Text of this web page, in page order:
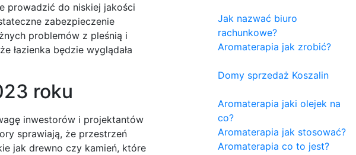
prowadzić do niskiej jakości
zabezpieczenie
problemów z pleśnią i
łazienka będzie wyglądała
roku
inwestorów i projektantów
sprawiają, że przestrzeń
jak drewno czy kamień, które
Jak nazwać biuro
rachunkowe?
Aromaterapia jak zrobić?
Domy sprzedaż Koszalin
Aromaterapia jaki olejek na
co?
Aromaterapia jak stosować?
Aromaterapia co to jest?